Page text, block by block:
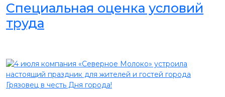
Специальная оценка условий
труда